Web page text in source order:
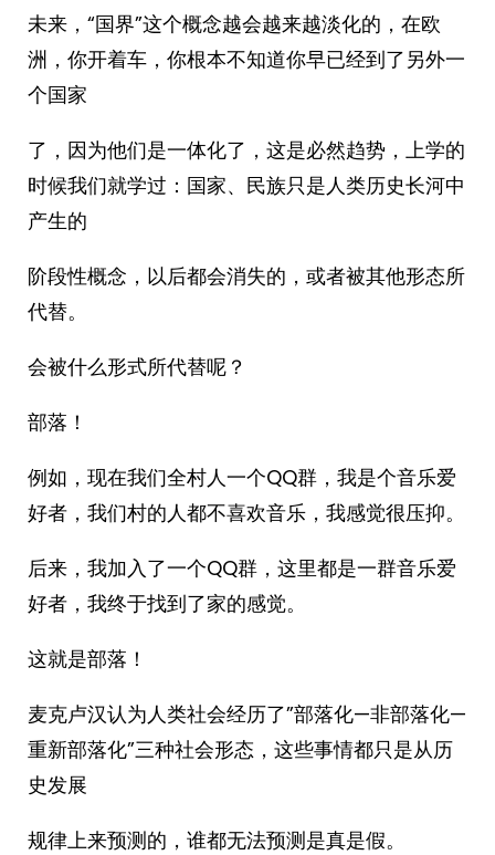
未来，“国界”这个概念越会越来越淡化的，在欧
洲，你开着车，你根本不知道你早已经到了另外一
个国家
了，因为他们是一体化了，这是必然趋势，上学的
时候我们就学过：国家、民族只是人类历史长河中
产生的
阶段性概念，以后都会消失的，或者被其他形态所
代替。
会被什么形式所代替呢？
部落！
例如，现在我们全村人一个QQ群，我是个音乐爱
好者，我们村的人都不喜欢音乐，我感觉很压抑。
后来，我加入了一个QQ群，这里都是一群音乐爱
好者，我终于找到了家的感觉。
这就是部落！
麦克卢汉认为人类社会经历了”部落化—非部落化—
重新部落化”三种社会形态，这些事情都只是从历
史发展
规律上来预测的，谁都无法预测是真是假。